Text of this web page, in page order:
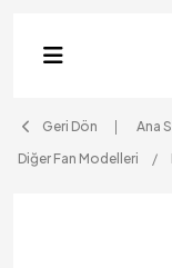
Geri Dön Ana
Diğer Fan Modelleri